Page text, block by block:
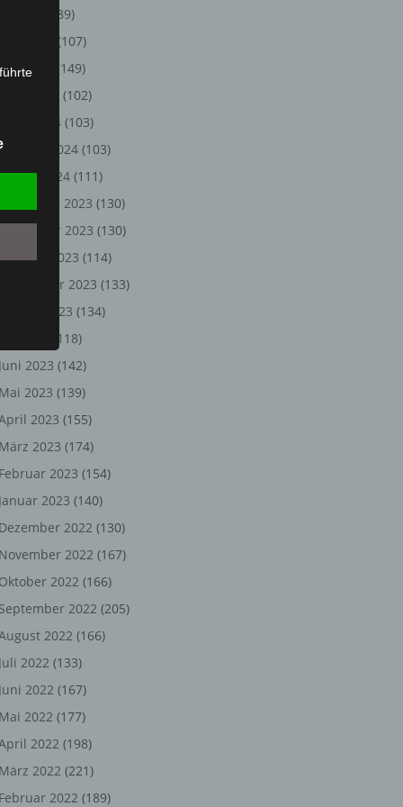
(89)
(107)
Mai 2024
(149)
(102)
März 2024 (103)
2024 (103)
2024 (111)
Dezember 2023 (130)
November 2023 (130)
2023 (114)
September 2023 (133)
August 2023 (134)
(118)
Juni 2023 (142)
Mai 2023 (139)
2023 (155)
März 2023 (174)
Februar 2023 (154)
Januar 2023 (140)
Dezember 2022 (130)
November 2022 (167)
Oktober 2022 (166)
September 2022 (205)
2022 (166)
Juli 2022 (133)
Juni 2022 (167)
Mai 2022 (177)
2022 (198)
März 2022 (221)
Februar 2022 (189)
oder